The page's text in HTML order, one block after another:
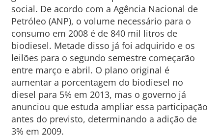
social. De acordo com a Agência Nacional de
Petróleo (ANP), o volume necessário para o
consumo em 2008 é de 840 mil litros de
biodiesel. Metade disso já foi adquirido e os
leilões para o segundo semestre começarão
entre março e abril. O plano original é
aumentar a porcentagem do biodiesel no
diesel para 5% em 2013, mas o governo já
anunciou que estuda ampliar essa participação
antes do previsto, determinando a adição de
3% em 2009.